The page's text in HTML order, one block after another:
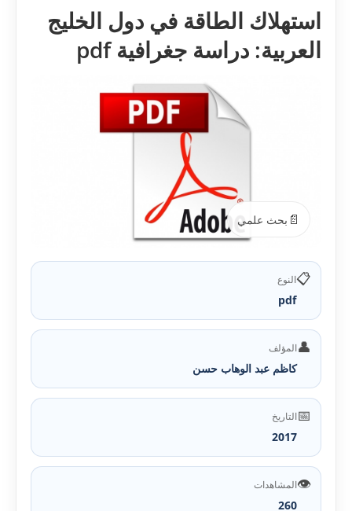
استهلاك الطاقة في دول الخليج
العربية: دراسة جغرافية pdf
📄 بحث علمي
📋النوع
pdf
👤المؤلف
كاظم عبد الوهاب حسن
📅التاريخ
2017
👁️المشاهدات
260